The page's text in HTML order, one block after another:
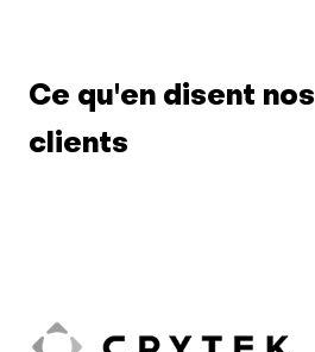
Ce qu'en disent nos
clients